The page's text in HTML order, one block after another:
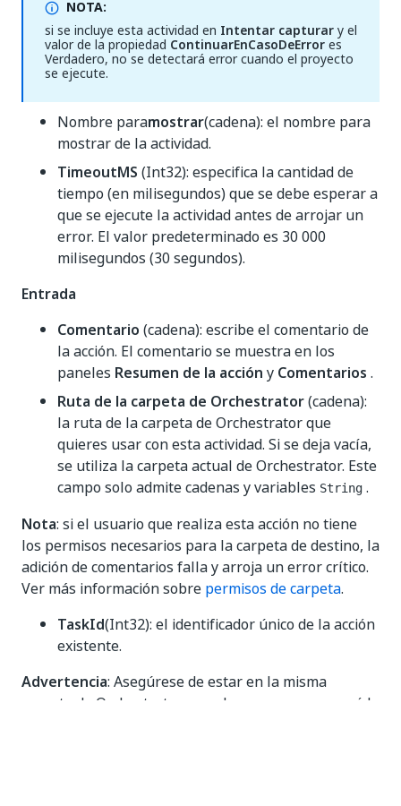
NOTA:
si se incluye esta actividad en Intentar capturary el
valor de la propiedad ContinuarEnCasoDeErrores
Verdadero, no se detectará error cuando el proyecto
se ejecute.
Nombre paramostrar(cadena): el nombre para
mostrar de la actividad.
TimeoutMS (Int32): especifica la cantidad de
tiempo (en milisegundos) que se debe esperar a
que se ejecute la actividad antes de arrojar un
error. El valor predeterminado es 30 000
milisegundos (30 segundos).
Entrada
Comentario (cadena): escribe el comentario de
la acción. El comentario se muestra en los
paneles Resumen de la acción y Comentarios .
Ruta de la carpeta de Orchestrator(cadena):
la ruta de la carpeta de Orchestrator que
quieres usar con esta actividad. Si se deja vacía,
se utiliza la carpeta actual de Orchestrator. Este
campo solo admite cadenas y variables String .
Nota: si el usuario que realiza esta acción no tiene
los permisos necesarios para la carpeta de destino, la
adición de comentarios falla y arroja un error crítico.
Ver más información sobre permisos de carpeta.
TaskId(Int32): el identificador único de la acción
existente.
Advertencia: Asegúrese de estar en la misma
carpeta de Orchestrator que el proceso que generó la